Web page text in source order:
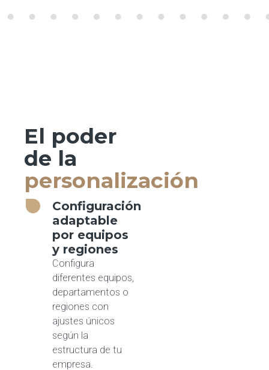
El poder
de la
personalización
Configuración
adaptable
por equipos
y regiones
Configura
diferentes equipos,
departamentos o
regiones con
ajustes únicos
según la
estructura de tu
empresa.